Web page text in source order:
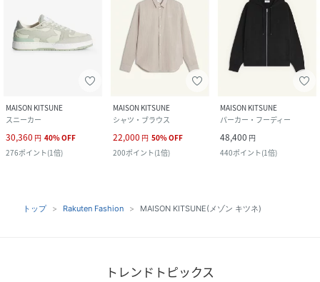
MAISON KITSUNE
スニーカー
30,360 円 40%OFF
276ポイント(1倍)
MAISON KITSUNE
シャツ・ブラウス
22,000 円 50%OFF
200ポイント(1倍)
MAISON KITSUNE
パーカー・フーディー
48,400 円
440ポイント(1倍)
トップ Rakuten Fashion MAISON KITSUNE(メゾン キツネ)
トレンドトピックス